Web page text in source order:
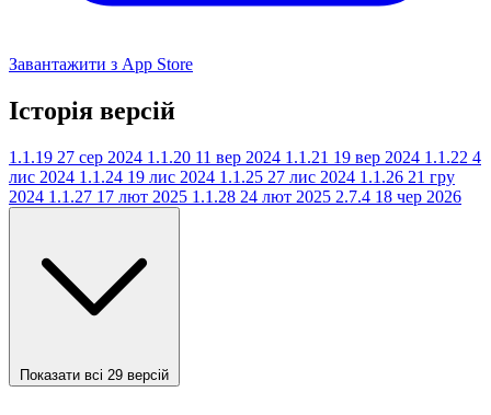
Завантажити з App Store
Історія версій
1.1.19 27 сер 2024 1.1.20 11 вер 2024 1.1.21 19 вер 2024 1.1.22 4
лис 2024 1.1.24 19 лис 2024 1.1.25 27 лис 2024 1.1.26 21 гру
2024 1.1.27 17 лют 2025 1.1.28 24 лют 2025 2.7.4 18 чер 2026
Показати всі 29 версій